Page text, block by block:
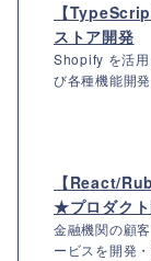
【
ストア開発
Shopify を活
び各種機能開
【React/
★プロダク
金融機関の顧
ービスを開発